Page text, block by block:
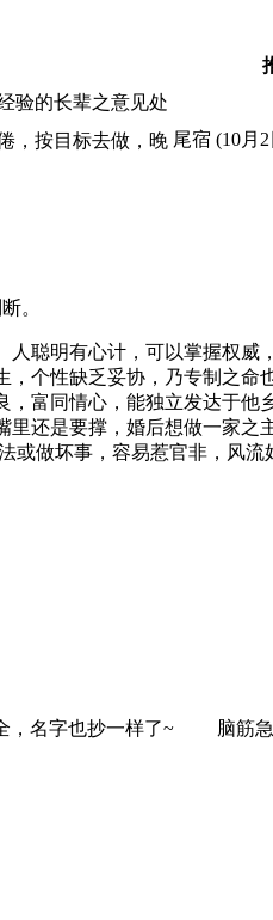
验的长辈之意见处
，按目标去做，晚 尾宿 (10月
。
聪明有心计，可以掌握权威
个性缺乏妥协，乃专制之命
富同情心，能独立发达于他
还是要撑，婚后想做一家之
做坏事，容易惹官非，风流
，名字也抄一样了~ 脑筋急